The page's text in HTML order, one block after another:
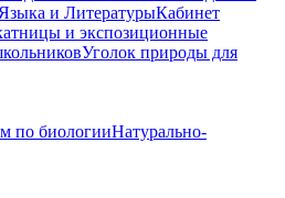
и ЛитературыКабинет
и экспозиционные
Уголок природы для
по биологииНатурально-